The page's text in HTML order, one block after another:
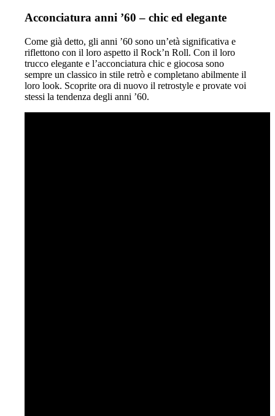
Acconciatura anni ’60 – chic ed elegante
Come già detto, gli anni ’60 sono un’età significativa e
riflettono con il loro aspetto il Rock’n Roll. Con il loro
trucco elegante e l’acconciatura chic e giocosa sono
sempre un classico in stile retrò e completano abilmente il
loro look. Scoprite ora di nuovo il retrostyle e provate voi
stessi la tendenza degli anni ’60.